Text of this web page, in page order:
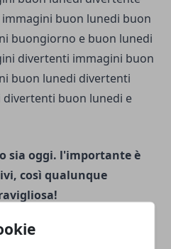
sia oggi. l'importante è
così qualunque